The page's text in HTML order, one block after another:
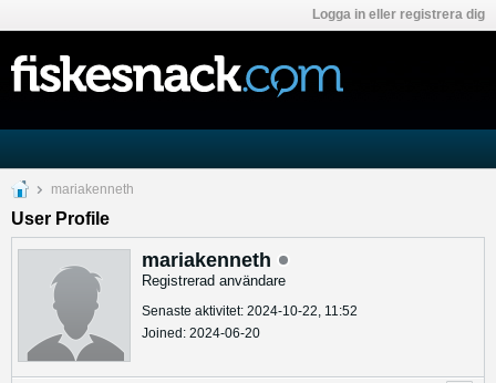
Logga in eller registrera dig
mariakenneth
User Profile
mariakenneth
Registrerad användare
Senaste aktivitet: 2024-10-22, 11:52
Joined: 2024-06-20